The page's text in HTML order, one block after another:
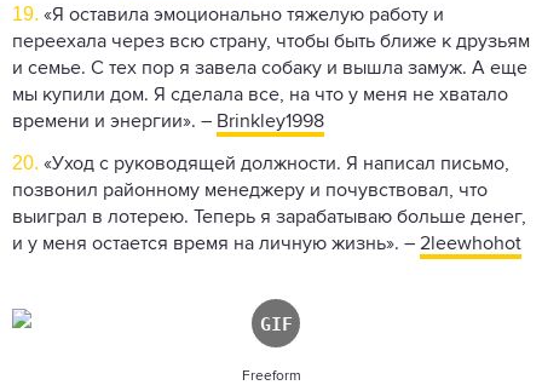
19. «Я оставила эмоционально тяжелую работу и
переехала через всю страну, чтобы быть ближе к друзьям
и семье. С тех пор я завела собаку и вышла замуж. А еще
мы купили дом. Я сделала все, на что у меня не хватало
времени и энергии». – Brinkley1998
20. «Уход с руководящей должности. Я написал письмо,
позвонил районному менеджеру и почувствовал, что
выиграл в лотерею. Теперь я зарабатываю больше денег,
и у меня остается время на личную жизнь». – 2leewhohot
Freeform